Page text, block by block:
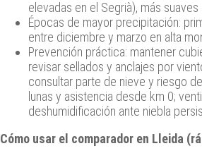
elevadas en el Segrià), más suaves
Épocas de mayor precipitación:
entre diciembre y marzo en alta
Prevención práctica: mantener
revisar sellados y anclajes por
consultar parte de nieve y riesgo
lunas y asistencia desde km 0;
deshumidificación ante niebla
Cómo usar el comparador en Lleida